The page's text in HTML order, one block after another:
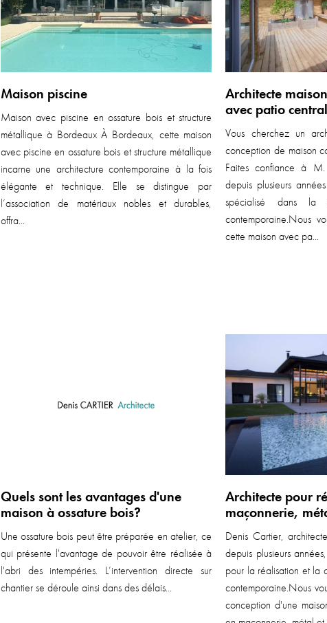
Maison piscine
Maison avec piscine en ossature bois et structure
métallique à Bordeaux À Bordeaux, cette maison
avec piscine en ossature bois et structure métallique
incarne une architecture contemporaine à la fois
élégante et technique. Elle se distingue par
l’association de matériaux nobles et durables,
offra...
Architecte
avec patio
Vous cherchez un
conception de maison
Faites confiance à
depuis plusieurs
spécialisé dans la
contemporaine.Nous
cette maison avec pa...
Quels sont les avantages d'une
maison à ossature bois?
Une ossature bois peut être préparée en atelier, ce
qui présente l'avantage de pouvoir être réalisée à
l'abri des intempéries. L’intervention directe sur
chantier se déroule ainsi dans des délais...
Architecte pour
maçonnerie,
Denis Cartier,
depuis plusieurs
pour la réalisation et la
contemporaine.Nous
conception d'une